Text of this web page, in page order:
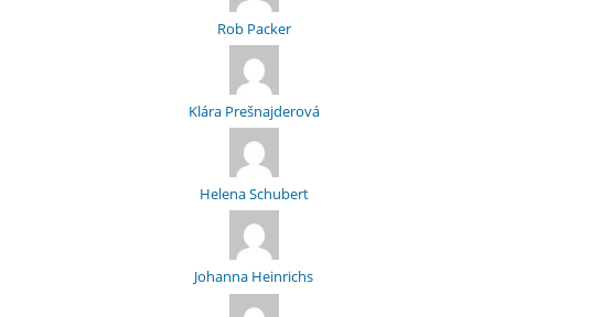
Rob Packer
Klára Prešnajderová
Helena Schubert
Johanna Heinrichs